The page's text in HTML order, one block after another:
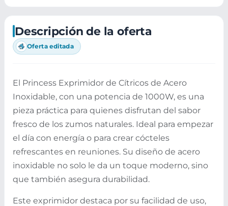
Descripción de la oferta
Oferta editada
El Princess Exprimidor de Cítricos de Acero
Inoxidable, con una potencia de 1000W, es una
pieza práctica para quienes disfrutan del sabor
fresco de los zumos naturales. Ideal para empezar
el día con energía o para crear cócteles
refrescantes en reuniones. Su diseño de acero
inoxidable no solo le da un toque moderno, sino
que también asegura durabilidad.
Este exprimidor destaca por su facilidad de uso,